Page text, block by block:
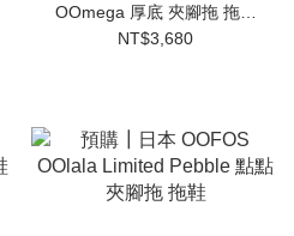
OOmega 厚底 夾腳拖 拖鞋
Nomad
NT$3,680